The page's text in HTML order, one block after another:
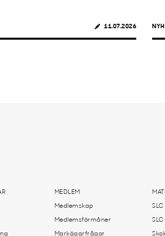
11.07.2026
MEDLEM
Medlemskap
Medlemsförmåner
Markägarfrågor